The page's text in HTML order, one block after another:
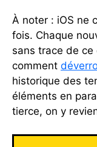
À noter : iOS ne
fois. Chaque
sans trace de
comment
historique des
éléments en
tierce, on y